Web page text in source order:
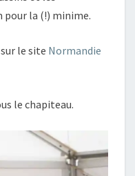
pour la (!) minime.
le site Normandie
le chapiteau.